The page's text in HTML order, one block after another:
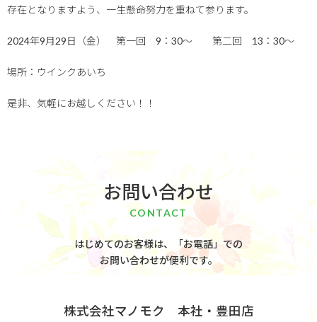
存在となりますよう、一生懸命努力を重ねて参ります。
2024年9月29日（金） 第一回 9：30～ 第二回 13：30～
場所：ウインクあいち
是非、気軽にお越しください！！
お問い合わせ
CONTACT
はじめてのお客様は、「お電話」での
お問い合わせが便利です。
株式会社マノモク 本社・豊田店